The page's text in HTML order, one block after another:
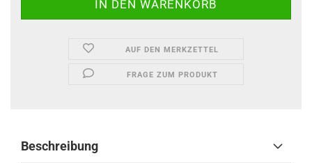
AUF DEN MERKZETTEL
FRAGE ZUM PRODUKT
Beschreibung